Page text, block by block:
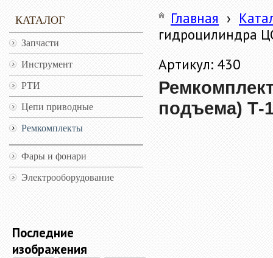
КАТАЛОГ
Запчасти
Инструмент
РТИ
Цепи приводные
Ремкомплекты
Фары и фонари
Электрооборудование
Последние
изображения
Главная ›
гидроцилиндра
Артикул: 430
подъема) Т-